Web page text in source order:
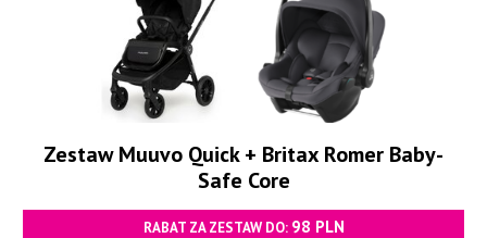
Zestaw Muuvo Quick + Britax Romer Baby-
Safe Core
RABAT ZA ZESTAW DO: 98 PLN